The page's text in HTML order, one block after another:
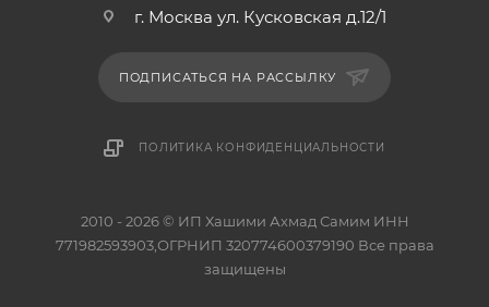
г. Москва ул. Кусковская д.12/1
ПОДПИСАТЬСЯ НА РАССЫЛКУ
ПОЛИТИКА КОНФИДЕНЦИАЛЬНОСТИ
2010 - 2026 © ИП Хашими Ахмад Самим ИНН
771982593903,ОГРНИП 320774600379190 Все права
защищены